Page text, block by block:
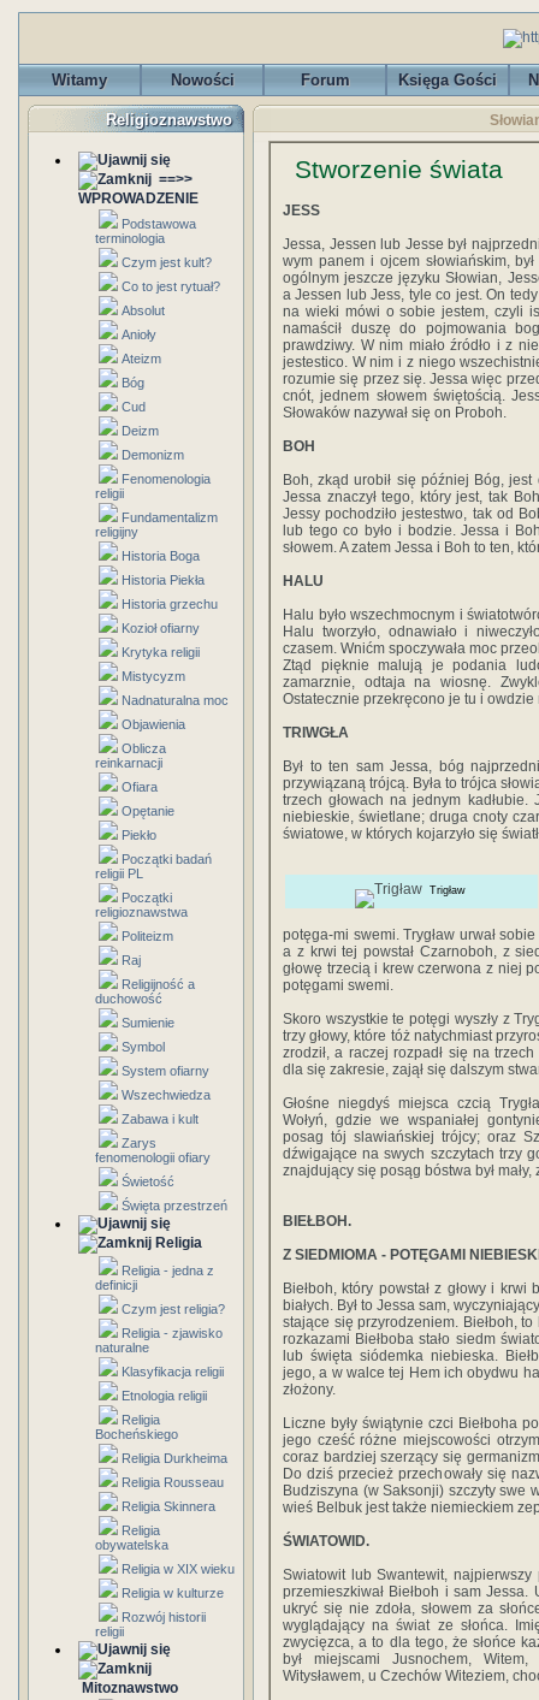
Witamy Nowości Forum Księga Gości
Religioznawstwo
==>>
WPROWADZENIE
Podstawowa
terminologia
Czym jest kult?
Co to jest rytuał?
Absolut
Anioły
Ateizm
Bóg
Cud
Deizm
Demonizm
Fenomenologia
religii
Fundamentalizm
religijny
Historia Boga
Historia Piekła
Historia grzechu
Kozioł ofiarny
Krytyka religii
Mistycyzm
Nadnaturalna moc
Objawienia
Oblicza
reinkarnacji
Ofiara
Opętanie
Piekło
Początki badań
religii PL
Początki
religioznawstwa
Politeizm
Raj
Religijność a
duchowość
Sumienie
Symbol
System ofiarny
Wszechwiedza
Zabawa i kult
Zarys
fenomenologii ofiary
Świetość
Święta przestrzeń
Religia
Religia - jedna z
definicji
Czym jest religia?
Religia - zjawisko
naturalne
Klasyfikacja religii
Etnologia religii
Religia
Bocheńskiego
Religia Durkheima
Religia Rousseau
Religia Skinnera
Religia
obywatelska
Religia w XIX wieku
Religia w kulturze
Rozwój historii
religii
Mitoznawstwo
Stworzenie świata
JESS
Jessa, Jessen lub Jesse był
wym panem i ojcem słowiańskim,
ogólnym jeszcze języku Słowian,
a Jessen lub Jess, tyle co jest. On
na wieki mówi o sobie jestem, czyli
namaścił duszę do pojmowania
prawdziwy. W nim miało źródło i z
jestestico. W nim i z niego
rozumie się przez się. Jessa więc
cnót, jednem słowem świętością.
Słowaków nazywał się on Proboh.
BOH
Boh, zkąd urobił się później Bóg,
Jessa znaczył tego, który jest, tak
Jessy pochodziło jestestwo, tak od
lub tego co było i bodzie. Jessa i
słowem. A zatem Jessa i Boh to ten,
HALU
Halu było wszechmocnym i
Halu tworzyło, odnawiało i
czasem. Wnićm spoczywała moc
Ztąd pięknie malują je podania
zamarznie, odtaja na wiosnę.
Ostatecznie przekręcono je tu i owdzie
TRIWGŁA
Był to ten sam Jessa, bóg
przywiązaną trójcą. Była to trójca
trzech głowach na jednym
niebieskie, świetlane; druga cnoty
światowe, w których kojarzyło się
Trigław
potęga-mi swemi. Trygław urwał
a z krwi tej powstał Czarnoboh, z
głowę trzecią i krew czerwona z niej
potęgami swemi.
Skoro wszystkie te potęgi wyszły z
trzy głowy, które tóż natychmiast
zrodził, a raczej rozpadł się na
dla się zakresie, zajął się dalszym
Głośne niegdyś miejsca czcią
Wołyń, gdzie we wspaniałej
posag tój slawiańskiej trójcy; oraz
dźwigające na swych szczytach trzy
znajdujący się posąg bóstwa był
BIEŁBOH.
Z SIEDMIOMA - POTĘGAMI
Biełboh, który powstał z głowy i krwi
białych. Był to Jessa sam,
stające się przyrodzeniem. Biełboh,
rozkazami Biełboba stało siedm
lub święta siódemka niebieska.
jego, a w walce tej Hem ich obydwu
złożony.
Liczne były świątynie czci Biełboha
jego cześć różne miejscowości
coraz bardziej szerzący się
Do dziś przecież przechowały się
Budziszyna (w Saksonji) szczyty swe
wieś Belbuk jest także niemieckiem
ŚWIATOWID.
Swiatowit lub Swantewit, najpierwszy
przemieszkiwał Biełboh i sam
ukryć się nie zdoła, słowem za
wyglądający na świat ze słońca.
zwycięzca, a to dla tego, że słońce
był miejscami Jusnochem,
Witysławem, u Czechów Witeziem,